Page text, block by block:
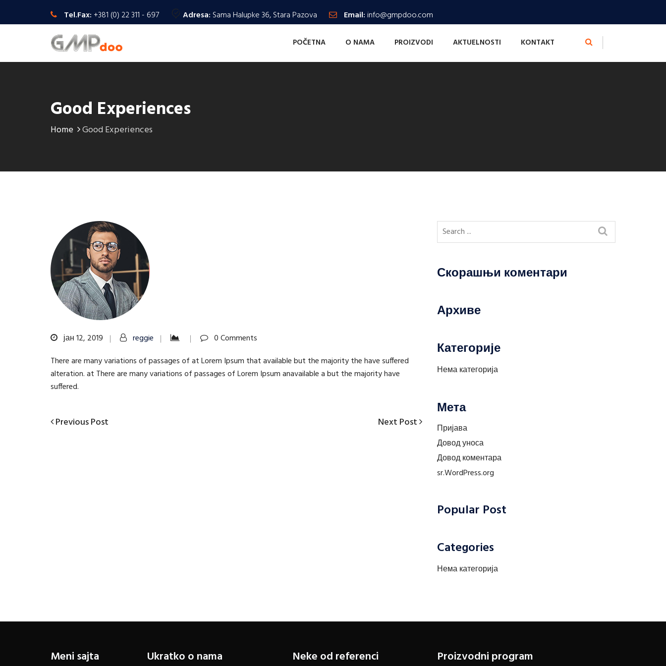
Tel.Fax: +381 (0) 22 311 - 697 Adresa: Sama Halupke 36, Stara Pazova Email:info@gmpdoo.com
POČETNA O NAMA PROIZVODI AKTUELNOSTI KONTAKT
Good Experiences
Home Good Experiences
јан 12, 2019 reggie
0 Comments
There are many variations of passages of at Lorem Ipsum that available but the majority the have suffered
alteration. at There are many variations of passages of Lorem Ipsum anavailable a but the majority have
suffered.
Кретање
Previous
Previous Post
Next
Next Post
Скорашњи коментари
Архиве
Категорије
Нема категорија
Мета
Пријава
Довод уноса
Довод коментара
sr.WordPress.org
Popular Post
Categories
Нема категорија
Meni sajta Ukratko o nama Neke od referenci Proizvodni program